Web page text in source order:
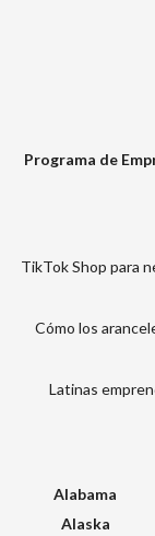
Programa de
TikTok Shop para
Cómo los
Latinas
Alabama
Alaska